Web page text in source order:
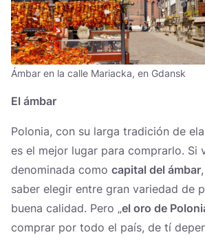
Ámbar en la calle Mariacka, en Gdansk
El ámbar
Polonia, con su larga tradición de
es el mejor lugar para comprarlo. Si
denominada como capital del ámbar
saber elegir entre gran variedad de
buena calidad. Pero „el oro de
comprar por todo el país, de tí